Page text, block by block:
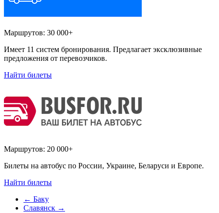
Маршрутов: 30 000+
Имеет 11 систем бронирования. Предлагает эксклюзивные
предложения от перевозчиков.
Найти билеты
Маршрутов: 20 000+
Билеты на автобус по России, Украине, Беларуси и Европе.
Найти билеты
← Баку
Славянск →